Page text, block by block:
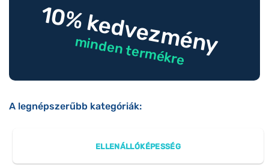
10% kedvezmény
minden termékre
A legnépszerűbb kategóriák:
ELLENÁLLÓKÉPESSÉG